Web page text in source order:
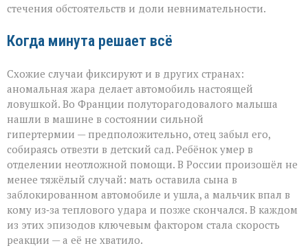
стечения обстоятельств и доли невнимательности.
Когда минута решает всё
Схожие случаи фиксируют и в других странах:
аномальная жара делает автомобиль настоящей
ловушкой. Во Франции полуторагодовалого малыша
нашли в машине в состоянии сильной
гипертермии — предположительно, отец забыл его,
собираясь отвезти в детский сад. Ребёнок умер в
отделении неотложной помощи. В России произошёл не
менее тяжёлый случай: мать оставила сына в
заблокированном автомобиле и ушла, а мальчик впал в
кому из‑за теплового удара и позже скончался. В каждом
из этих эпизодов ключевым фактором стала скорость
реакции — а её не хватило.